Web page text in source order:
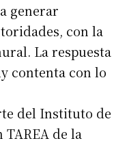
generar
con la
La respuesta
contenta con lo
del Instituto de
de la